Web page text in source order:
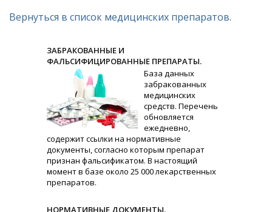
Вернуться в список медицинских препаратов.
ЗАБРАКОВАННЫЕ И
ФАЛЬСИФИЦИРОВАННЫЕ ПРЕПАРАТЫ.
База данных
забракованных
медицинских
средств. Перечень
обновляется
ежедневно,
содержит ссылки на нормативные
документы, согласно которым препарат
признан фальсификатом. В настоящий
момент в базе около 25 000 лекарственных
препаратов.
НОРМАТИВНЫЕ ДОКУМЕНТЫ.